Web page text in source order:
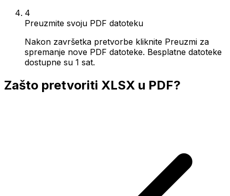
4
Preuzmite svoju PDF datoteku
Nakon završetka pretvorbe kliknite Preuzmi za
spremanje nove PDF datoteke. Besplatne datoteke
dostupne su 1 sat.
Zašto pretvoriti XLSX u PDF?